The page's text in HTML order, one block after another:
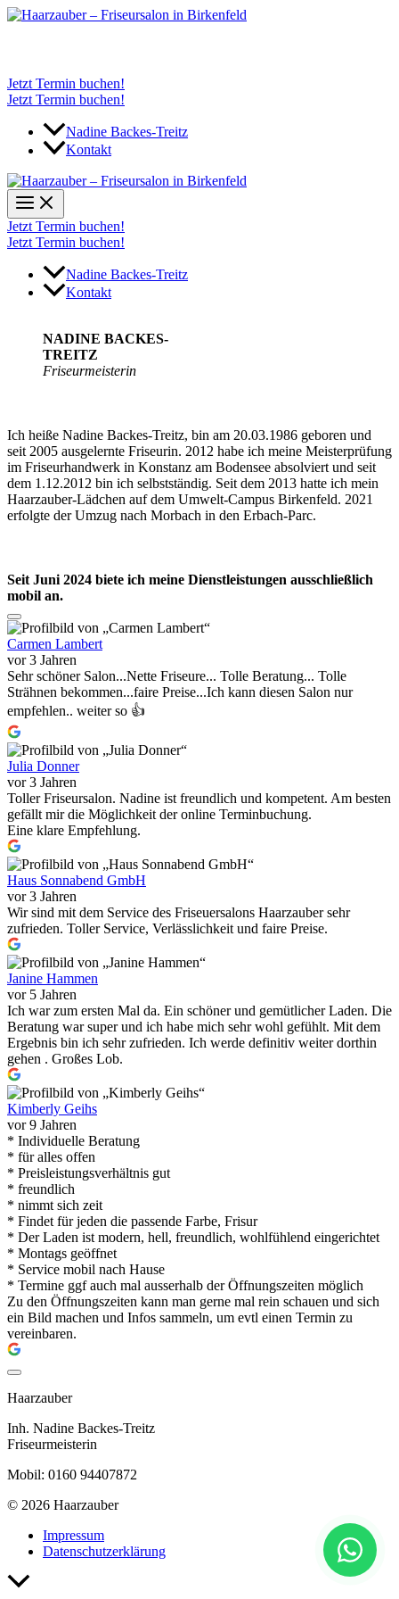
Zum
Jetzt Termin buchen!
Jetzt Termin buchen!
Nadine Backes-Treitz
Kontakt
Jetzt Termin buchen!
Jetzt Termin buchen!
Nadine Backes-Treitz
Kontakt
NADINE BACKES-
TREITZ
Friseurmeisterin
Ich heiße Nadine Backes-Treitz, bin am 20.03.1986 geboren und
seit 2005 ausgelernte Friseurin. 2012 habe ich meine Meisterprüfung
im Friseurhandwerk in Konstanz am Bodensee absolviert und seit
dem 1.12.2012 bin ich selbstständig. Seit dem 2013 hatte ich mein
Haarzauber-Lädchen auf dem Umwelt-Campus Birkenfeld. 2021
erfolgte der Umzug nach Morbach in den Erbach-Parc.
Seit Juni 2024 biete ich meine Dienstleistungen ausschließlich
mobil an.
Carmen Lambert
vor 3 Jahren
Sehr schöner Salon...Nette Friseure... Tolle Beratung... Tolle
Strähnen bekommen...faire Preise...Ich kann diesen Salon nur
empfehlen.. weiter so 👍
Julia Donner
vor 3 Jahren
Toller Friseursalon. Nadine ist freundlich und kompetent. Am besten
gefällt mir die Möglichkeit der online Terminbuchung.
Eine klare Empfehlung.
Haus Sonnabend GmbH
vor 3 Jahren
Wir sind mit dem Service des Friseuersalons Haarzauber sehr
zufrieden. Toller Service, Verlässlichkeit und faire Preise.
Janine Hammen
vor 5 Jahren
Ich war zum ersten Mal da. Ein schöner und gemütlicher Laden. Die
Beratung war super und ich habe mich sehr wohl gefühlt. Mit dem
Ergebnis bin ich sehr zufrieden. Ich werde definitiv weiter dorthin
gehen . Großes Lob.
Kimberly Geihs
vor 9 Jahren
* Individuelle Beratung
* für alles offen
* Preisleistungsverhältnis gut
* freundlich
* nimmt sich zeit
* Findet für jeden die passende Farbe, Frisur
* Der Laden ist modern, hell, freundlich, wohlfühlend eingerichtet
* Montags geöffnet
* Service mobil nach Hause
* Termine ggf auch mal ausserhalb der Öffnungszeiten möglich
Zu den Öffnungszeiten kann man gerne mal rein schauen und sich
ein Bild machen und Infos sammeln, um evtl einen Termin zu
vereinbaren.
Haarzauber
Inh. Nadine Backes-Treitz
Friseurmeisterin
Mobil: 0160 94407872
© 2026 Haarzauber
Impressum
Datenschutzerklärung